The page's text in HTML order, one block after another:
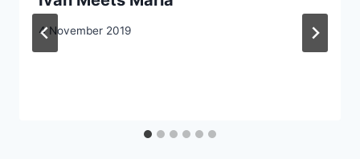
4 November 2019